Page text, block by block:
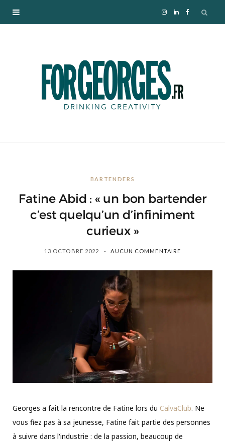
I
s
m
L
k
BARTENDERS
Fatine Abid : « un bon bartender
c’est quelqu’un d’infiniment
curieux »
13 OCTOBRE 2022 AUCUN COMMENTAIRE
Georges a fait la rencontre de Fatine lors du CalvaClub. Ne
vous fiez pas à sa jeunesse, Fatine fait partie des personnes
à suivre dans l'industrie : de la passion, beaucoup de